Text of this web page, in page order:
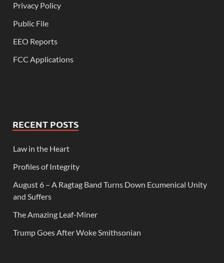
Privacy Policy
Public File
EEO Reports
FCC Applications
RECENT POSTS
Law in the Heart
Profiles of Integrity
August 6 – A Ragtag Band Turns Down Ecumenical Unity
and Suffers
The Amazing Leaf-Miner
Trump Goes After Woke Smithsonian